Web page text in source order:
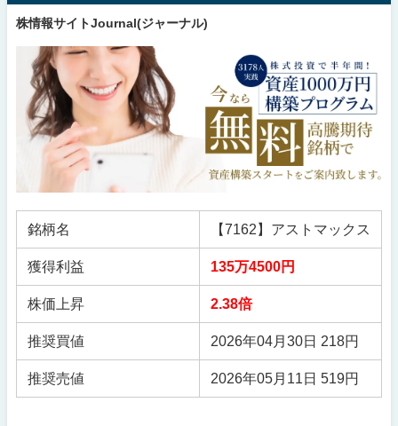
株情報サイトJournal(ジャーナル)
銘柄名 【7162】アストマックス
獲得利益 135万4500円
株価上昇 2.38倍
推奨買値 2026年04月30日 218円
推奨売値 2026年05月11日 519円